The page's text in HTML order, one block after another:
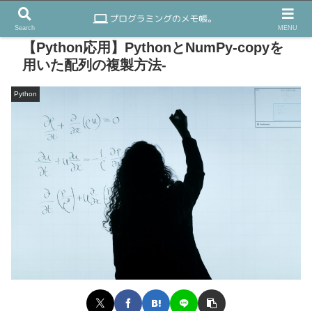
【Python応用】PythonとNumPy-copyを
用いた配列の複製方法-
Python
Search MENU